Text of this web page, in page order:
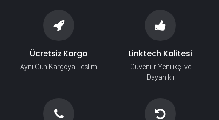
Ücretsiz Kargo
Aynı Gün Kargoya Teslim
Linktech Kalitesi
Güvenilir Yenilikçi ve
Dayanıklı